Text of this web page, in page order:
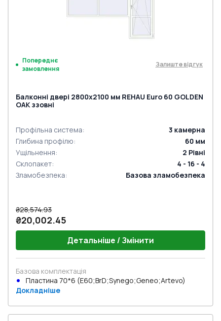
Попереднє
замовлення
Залиште відгук
Балконні двері 2800x2100 мм REHAU Euro 60 GOLDEN
OAK ззовні
Профільна система: 3 камерна
Глибина профілю: 60 мм
Ущільнення: 2 Рівні
Склопакет:
4 - 16 - 4
Зламобезпека: Базова зламобезпека
₴28,574.93
₴20,002.45
Детальніше / Змінити
Базова комплектація
Пластина 70*6 (E60;BrD;Synego;Geneo;Artevo)
Докладніше